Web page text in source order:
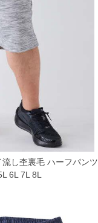
し杢裏毛 ハーフパンツ
6L 7L 8L